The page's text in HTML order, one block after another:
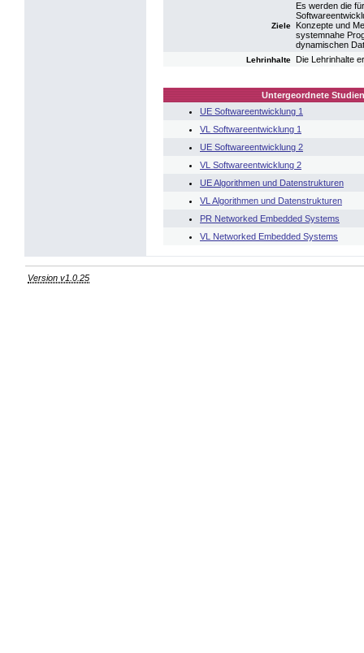
Ziele
Es werden die
Konzepte und
systemnahe
dynamischen
Lehrinhalte Die Lehrinhalte
Untergeordnete
UE Softwareentwicklung 1
VL Softwareentwicklung 1
UE Softwareentwicklung 2
VL Softwareentwicklung 2
UE Algorithmen und Datenstrukturen
VL Algorithmen und Datenstrukturen
PR Networked Embedded Systems
VL Networked Embedded Systems
Version v1.0.25